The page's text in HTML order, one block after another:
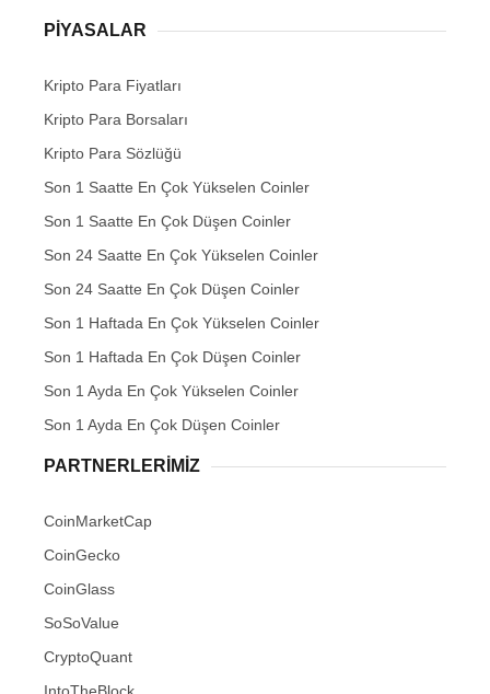
PIYASALAR
Kripto Para Fiyatları
Kripto Para Borsaları
Kripto Para Sözlüğü
Son 1 Saatte En Çok Yükselen Coinler
Son 1 Saatte En Çok Düşen Coinler
Son 24 Saatte En Çok Yükselen Coinler
Son 24 Saatte En Çok Düşen Coinler
Son 1 Haftada En Çok Yükselen Coinler
Son 1 Haftada En Çok Düşen Coinler
Son 1 Ayda En Çok Yükselen Coinler
Son 1 Ayda En Çok Düşen Coinler
PARTNERLERIMIZ
CoinMarketCap
CoinGecko
CoinGlass
SoSoValue
CryptoQuant